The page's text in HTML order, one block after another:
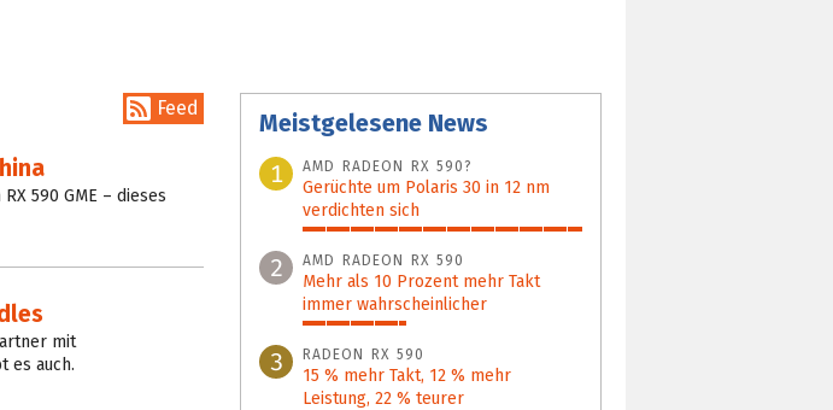
Feed
590 GME – dieses
mit
es auch.
Meistgelesene News
1
AMD RADEON RX 590?
Gerüchte um Polaris 30 in 12 nm
verdichten sich
100%
2 AMD RADEON RX 590
Mehr als 10 Prozent mehr Takt
immer wahrscheinlicher
37%
3 RADEON RX 590
15 % mehr Takt, 12 % mehr
Leistung, 22 % teurer